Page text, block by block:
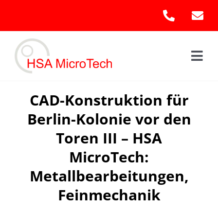
content
CAD-Konstruktion für
Berlin-Kolonie vor den
Toren III – HSA
MicroTech:
Metallbearbeitungen,
Feinmechanik